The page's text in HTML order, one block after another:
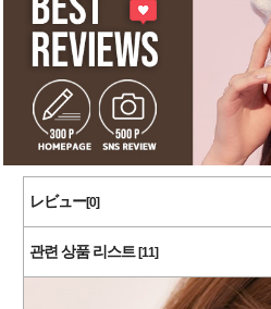
レビュー[0]
관련 상품 리스트 [11]